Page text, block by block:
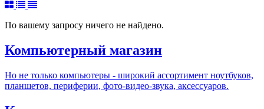
По вашему запросу ничего не найдено.
Компьютерный магазин
Но не только компьютеры - широкий ассортимент ноутбуков,
планшетов, периферии, фото-видео-звука, аксессуаров.